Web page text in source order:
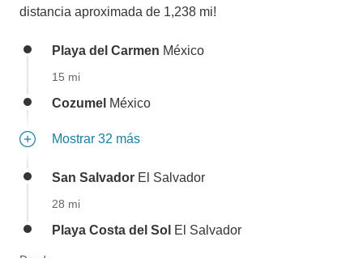
distancia aproximada de 1,238 mi!
Playa del Carmen México
15 mi
Cozumel México
Mostrar 32 más
San Salvador El Salvador
28 mi
Playa Costa del Sol El Salvador